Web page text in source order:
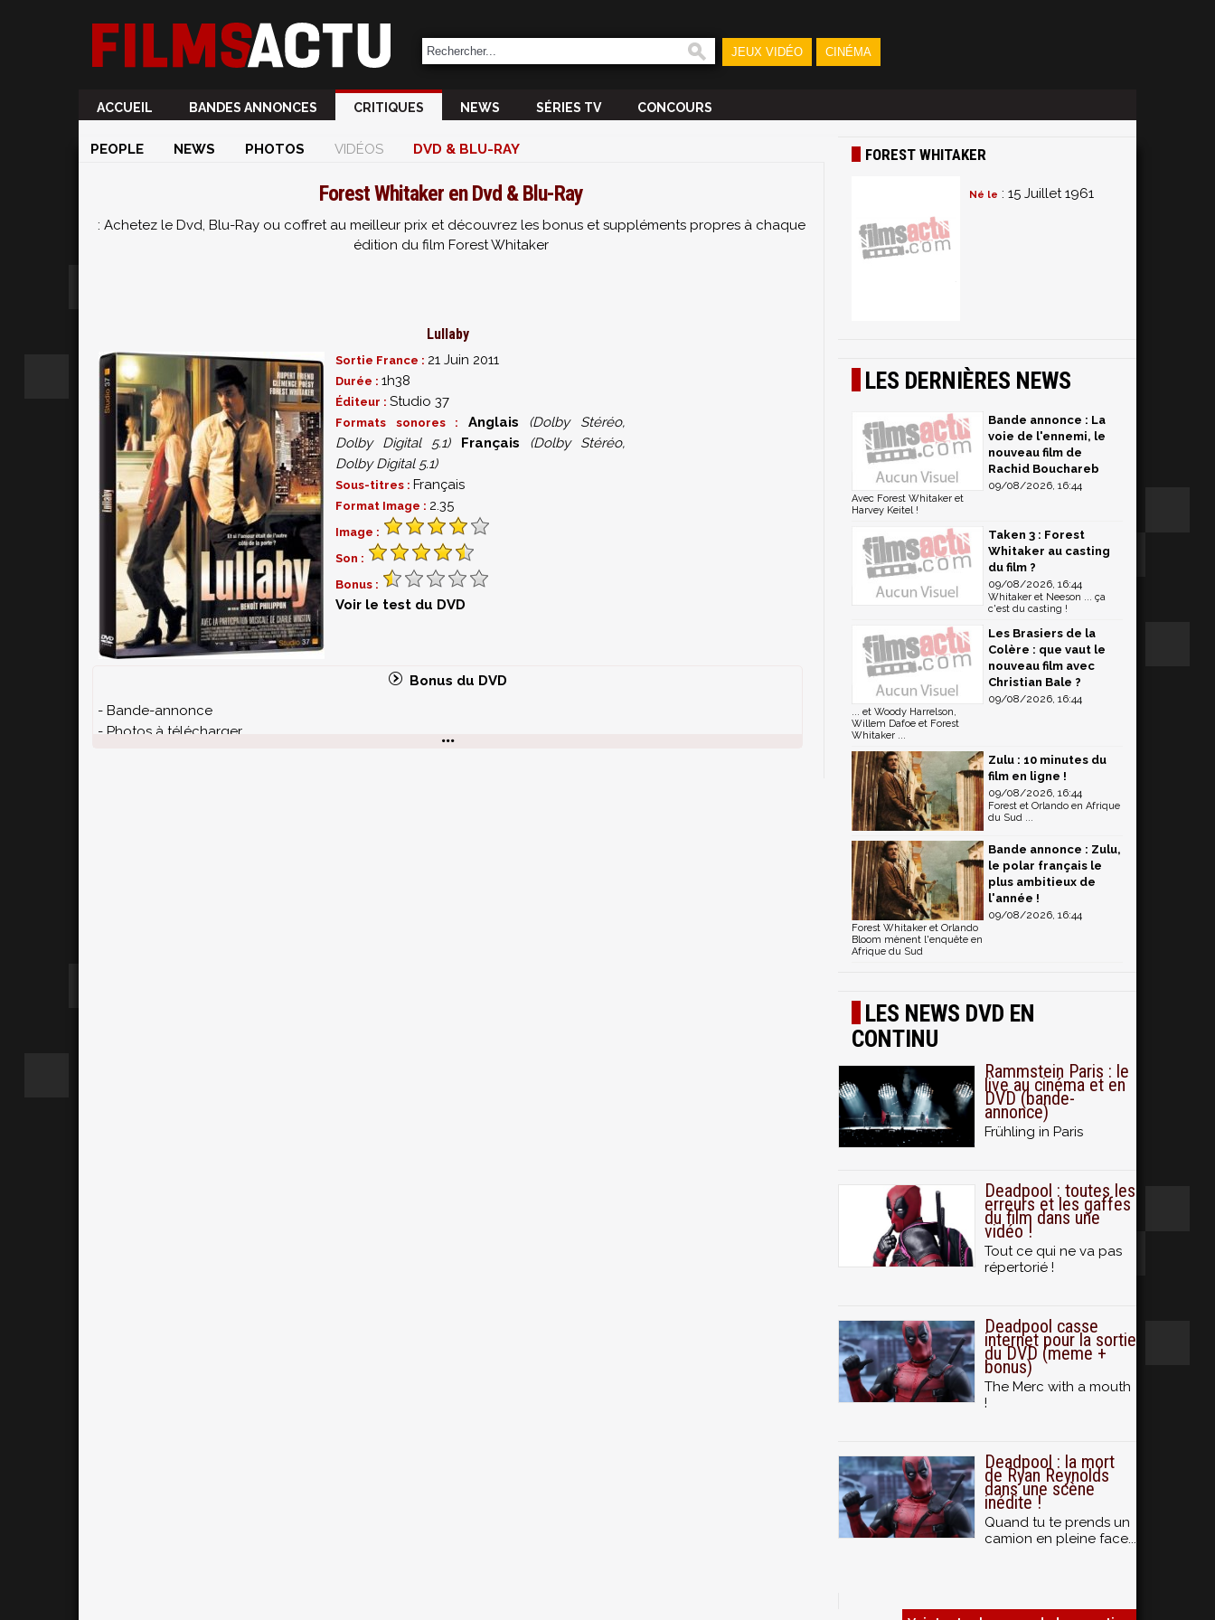
JEUX VIDÉO CINÉMA
ACCUEIL BANDES ANNONCES CRITIQUES NEWS SÉRIES TV CONCOURS
PEOPLE NEWS PHOTOS VIDÉOS DVD & BLU-RAY
Forest Whitaker en Dvd & Blu-Ray
: Achetez le Dvd, Blu-Ray ou coffret au meilleur prix et découvrez les bonus et suppléments propres à chaque
édition du film Forest Whitaker
Lullaby
Sortie France : 21 Juin 2011
Durée : 1h38
Éditeur : Studio 37
Formats sonores : Anglais
(Dolby Stéréo,
Dolby Digital 5.1)
Français
(Dolby Stéréo,
Dolby Digital 5.1)
Sous-titres : Français
Format Image : 2.35
Image :
Son :
Bonus :
Voir le test du DVD
Bonus du DVD
- Bande-annonce
- Photos à télécharger
FOREST WHITAKER
Né le : 15 Juillet 1961
LES DERNIÈRES NEWS
Bande annonce : La
voie de l'ennemi, le
nouveau film de
Rachid Bouchareb
09/08/2026, 16:44
Avec Forest Whitaker et
Harvey Keitel !
Taken 3 : Forest
Whitaker au casting
du film ?
09/08/2026, 16:44
Whitaker et Neeson ... ça
c'est du casting !
Les Brasiers de la
Colère : que vaut le
nouveau film avec
Christian Bale ?
09/08/2026, 16:44
... et Woody Harrelson,
Willem Dafoe et Forest
Whitaker ...
Zulu : 10 minutes du
film en ligne !
09/08/2026, 16:44
Forest et Orlando en Afrique
du Sud ...
Bande annonce : Zulu,
le polar français le
plus ambitieux de
l'année !
09/08/2026, 16:44
Forest Whitaker et Orlando
Bloom mènent l'enquête en
Afrique du Sud
LES NEWS DVD EN
CONTINU
Rammstein Paris : le
live au cinéma et en
DVD (bande-
annonce)
Frühling in Paris
Deadpool : toutes les
erreurs et les gaffes
du film dans une
vidéo !
Tout ce qui ne va pas
répertorié !
Deadpool casse
internet pour la sortie
du DVD (meme +
bonus)
The Merc with a mouth
!
Deadpool : la mort
de Ryan Reynolds
dans une scène
inédite !
Quand tu te prends un
camion en pleine face...